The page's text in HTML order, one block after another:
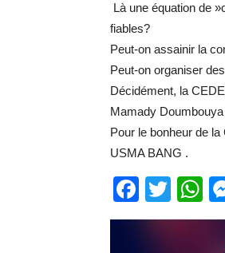
Là une équation de
fiables?
Peut-on assainir la
Peut-on organiser
Décidément, la
Mamady
Pour le bonheur de la
USMA BANG .